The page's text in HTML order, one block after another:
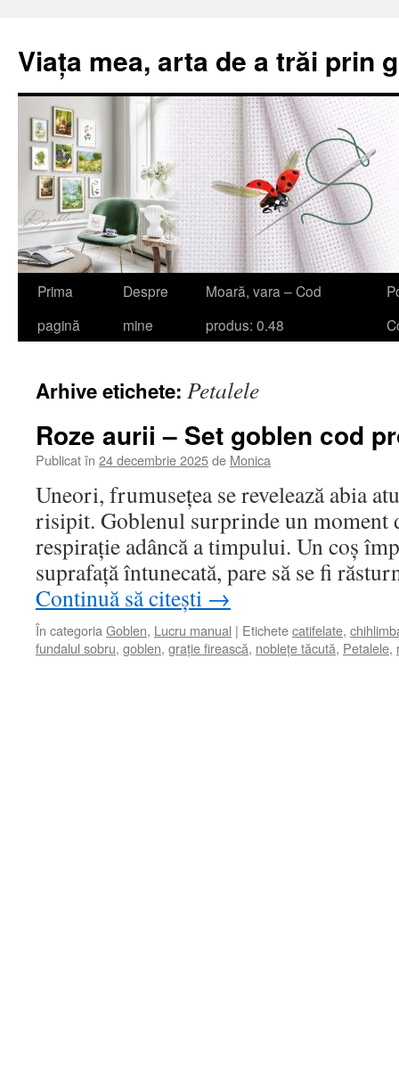
Viața mea, arta de a trăi prin
Sari
Prima
pagină
Despre
mine
Moară, vara – Cod
produs: 0.48
Arhive etichete: Petalele
Roze aurii – Set goblen cod
Publicat în 24 decembrie 2025de Monica
Uneori, frumusețea se revelează abia
risipit. Goblenul surprinde un moment
respirație adâncă a timpului. Un coș
suprafață întunecată, pare să se fi
Continuă să citești →
În categoria Goblen, Lucru manual | Etichetecatifelate,
fundalul sobru, goblen, grație firească, noblețe tăcută, Petalele,